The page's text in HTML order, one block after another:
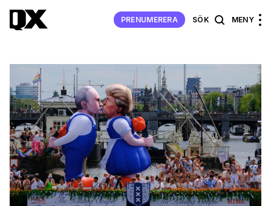
PRENUMERERA SÖK MENY